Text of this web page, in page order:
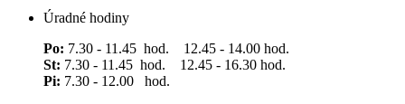
Úradné hodiny
Po: 7.30 - 11.45 hod. 12.45 - 14.00 hod.
St: 7.30 - 11.45 hod. 12.45 - 16.30 hod.
Pi: 7.30 - 12.00 hod.